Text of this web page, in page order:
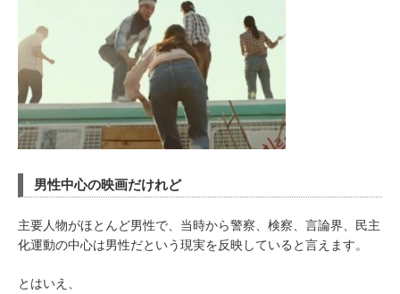
男性中心の映画だけれど
主要人物がほとんど男性で、当時から警察、検察、言論界、民主
化運動の中心は男性だという現実を反映していると言えます。
とはいえ、